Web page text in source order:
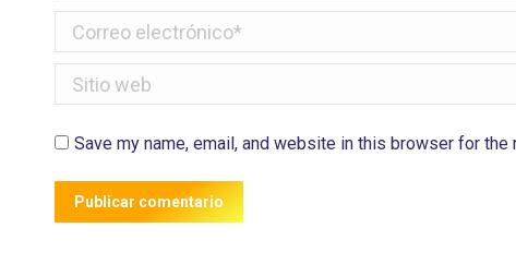
Correo electrónico *
Sitio web
Save my name, email, and website in this browser for the
Publicar comentario